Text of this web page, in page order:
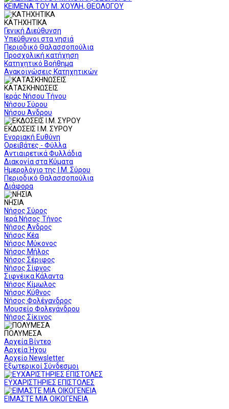
ΚΕΙΜΕΝΑ ΤΟΥ Μ. ΧΟΥΛΗ, ΘΕΟΛΟΓΟΥ
ΚΑΤΗΧΗΤΙΚΑ
Γενική Διεύθυνση
Υπεύθυνοι στα νησιά
Περιοδικό Θαλασσοπούλια
Προσχολική κατήχηση
Κατηχητικό Βοήθημα
Ανακοινώσεις Κατηχητικών
ΚΑΤΑΣΚΗΝΩΣΕΙΣ
Ιεράς Νήσου Τήνου
Νήσου Σύρου
Νήσου Άνδρου
ΕΚΔΟΣΕΙΣ Ι.Μ. ΣΥΡΟΥ
Ενοριακή Ευθύνη
Ορειβάτες - Φύλλα
Αντιαιρετικά Φυλλάδια
Διακονία στα Κύματα
Ημερολόγιο της Ι.Μ. Σύρου
Περιοδικό Θαλασσοπούλια
Διάφορα
ΝΗΣΙΑ
Νήσος Σύρος
Ιερά Νήσος Τήνος
Νήσος Άνδρος
Νήσος Κέα
Νήσος Μύκονος
Νήσος Μήλος
Νήσος Σέριφος
Νήσος Σίφνος
Σιφνέικα Κάλαντα
Νήσος Κίμωλος
Νήσος Κύθνος
Νήσος Φολέγανδρος
Μουσείο Φολεγάνδρου
Νήσος Σίκινος
ΠΟΛΥΜΕΣΑ
Αρχεία Βίντεο
Αρχεία Ήχου
Αρχείο Newsletter
Εξωτερικοί Σύνδεσμοι
ΕΥΧΑΡΙΣΤΗΡΙΕΣ ΕΠΙΣΤΟΛΕΣ
ΕΙΜΑΣΤΕ ΜΙΑ ΟΙΚΟΓΕΝΕΙΑ